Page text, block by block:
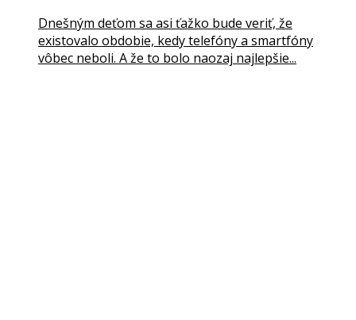
Dnešným deťom sa asi ťažko bude veriť, že
existovalo obdobie, kedy telefóny a smartfóny
vôbec neboli. A že to bolo naozaj najlepšie...